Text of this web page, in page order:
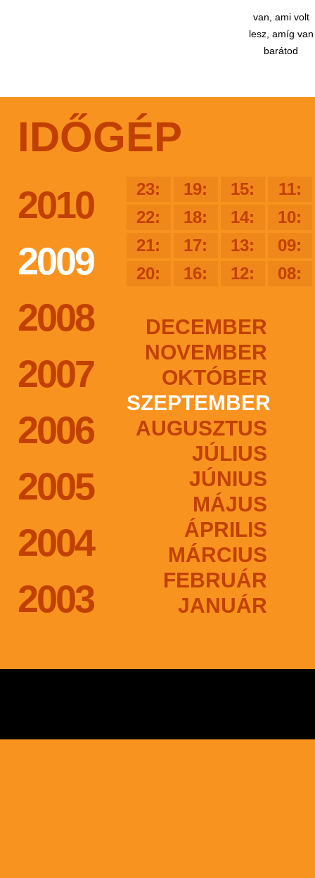
van, ami volt
lesz, amíg van
barátod
IDŐGÉP
2010
2009
2008
2007
2006
2005
2004
2003
23: 19: 15:
11:
22:
18: 14:
10:
21:
17: 13:
09:
20:
16: 12: 08:
DECEMBER
NOVEMBER
OKTÓBER
SZEPTEMBER
AUGUSZTUS
JÚLIUS
JÚNIUS
MÁJUS
ÁPRILIS
MÁRCIUS
FEBRUÁR
JANUÁR